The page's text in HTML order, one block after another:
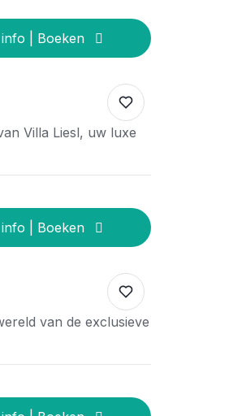
Villa Liesl, uw luxe
van de exclusieve